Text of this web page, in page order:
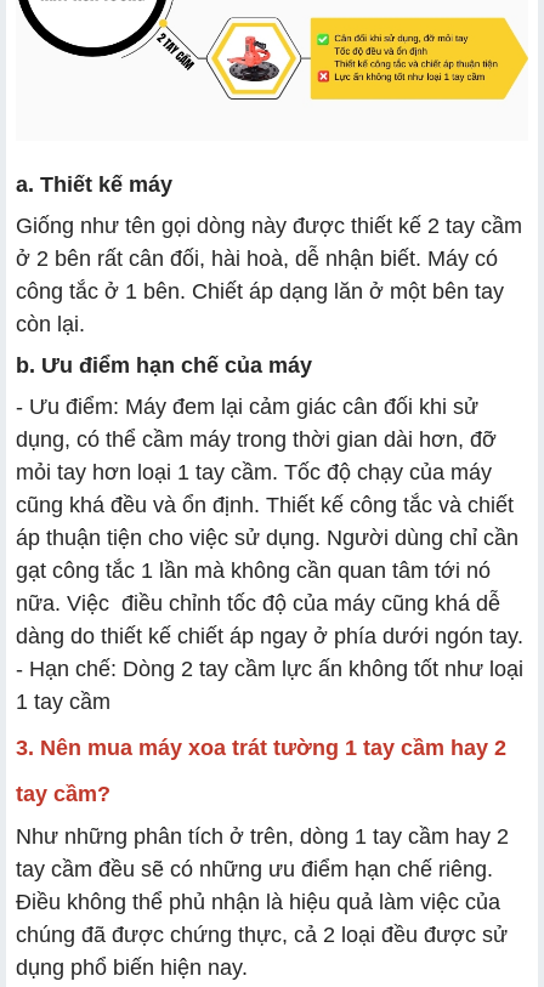
a. Thiết kế máy
Giống như tên gọi dòng này được thiết kế 2 tay cầm
ở 2 bên rất cân đối, hài hoà, dễ nhận biết. Máy có
công tắc ở 1 bên. Chiết áp dạng lăn ở một bên tay
còn lại.
b. Ưu điểm hạn chế của máy
- Ưu điểm: Máy đem lại cảm giác cân đối khi sử
dụng, có thể cầm máy trong thời gian dài hơn, đỡ
mỏi tay hơn loại 1 tay cầm. Tốc độ chạy của máy
cũng khá đều và ổn định. Thiết kế công tắc và chiết
áp thuận tiện cho việc sử dụng. Người dùng chỉ cần
gạt công tắc 1 lần mà không cần quan tâm tới nó
nữa. Việc điều chỉnh tốc độ của máy cũng khá dễ
dàng do thiết kế chiết áp ngay ở phía dưới ngón tay.
- Hạn chế: Dòng 2 tay cầm lực ấn không tốt như loại
1 tay cầm
3. Nên mua máy xoa trát tường 1 tay cầm hay 2
tay cầm?
Như những phân tích ở trên, dòng 1 tay cầm hay 2
tay cầm đều sẽ có những ưu điểm hạn chế riêng.
Điều không thể phủ nhận là hiệu quả làm việc của
chúng đã được chứng thực, cả 2 loại đều được sử
dụng phổ biến hiện nay.